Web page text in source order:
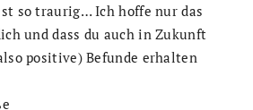
so traurig… Ich hoffe nur das
und dass du auch in Zukunft
positive) Befunde erhalten